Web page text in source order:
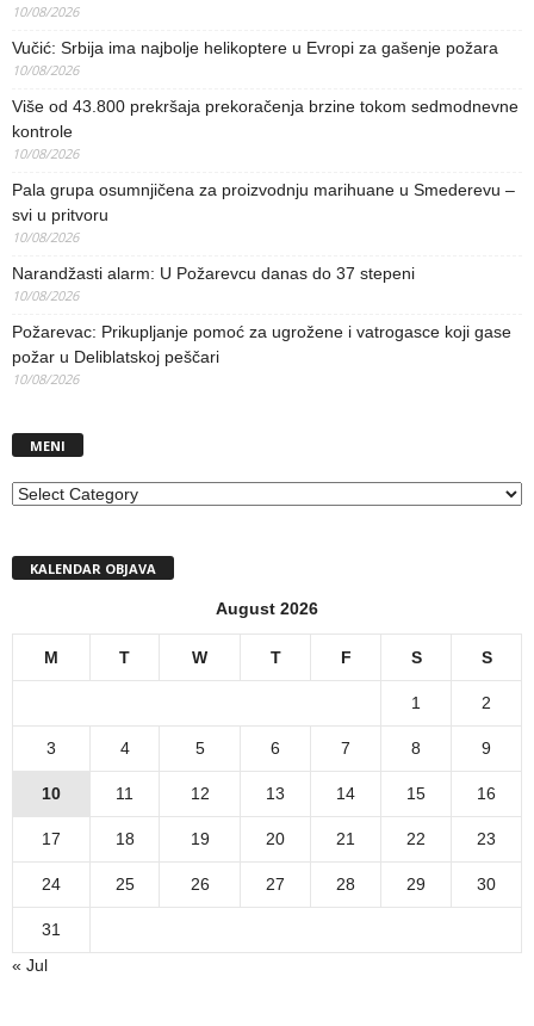
10/08/2026
Vučić: Srbija ima najbolje helikoptere u Evropi za gašenje požara
10/08/2026
Više od 43.800 prekršaja prekoračenja brzine tokom sedmodnevne
kontrole
10/08/2026
Pala grupa osumnjičena za proizvodnju marihuane u Smederevu –
svi u pritvoru
10/08/2026
Narandžasti alarm: U Požarevcu danas do 37 stepeni
10/08/2026
Požarevac: Prikupljanje pomoć za ugrožene i vatrogasce koji gase
požar u Deliblatskoj peščari
10/08/2026
MENI
MENI
KALENDAR OBJAVA
August 2026
M T W T F S S
1 2
3 4 5 6 7 8 9
10 11 12 13 14 15 16
17 18 19 20 21 22 23
24 25 26 27 28 29 30
31
« Jul